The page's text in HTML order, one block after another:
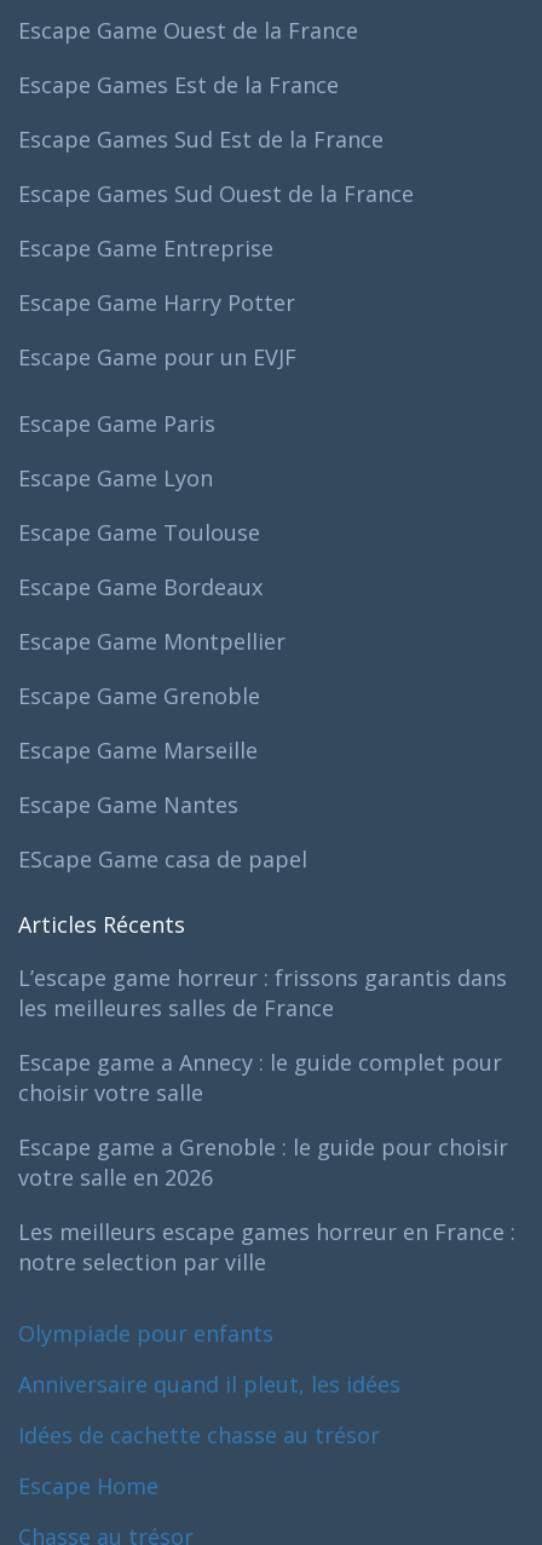
Escape Game Ouest de la France
Escape Games Est de la France
Escape Games Sud Est de la France
Escape Games Sud Ouest de la France
Escape Game Entreprise
Escape Game Harry Potter
Escape Game pour un EVJF
Escape Game Paris
Escape Game Lyon
Escape Game Toulouse
Escape Game Bordeaux
Escape Game Montpellier
Escape Game Grenoble
Escape Game Marseille
Escape Game Nantes
EScape Game casa de papel
Articles Récents
L’escape game horreur : frissons garantis dans
les meilleures salles de France
Escape game a Annecy : le guide complet pour
choisir votre salle
Escape game a Grenoble : le guide pour choisir
votre salle en 2026
Les meilleurs escape games horreur en France :
notre selection par ville
Olympiade pour enfants
Anniversaire quand il pleut, les idées
Idées de cachette chasse au trésor
Escape Home
Chasse au trésor